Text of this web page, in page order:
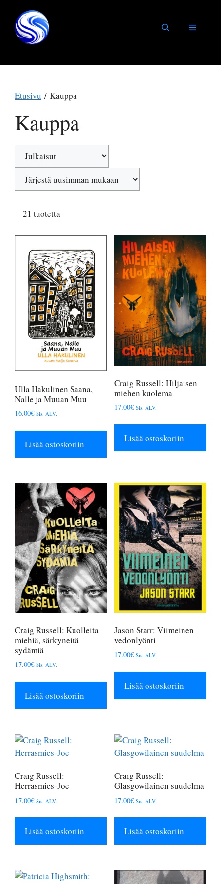
sisältöön
Valikko
Etusivu / Kauppa
Kauppa
21 tuotetta
Ulla Hakulinen Saana,
Nalle ja Muuan Muu
16.00€ Sis. ALV.
Lisää ostoskoriin
Craig Russell: Hiljaisen
miehen kuolema
17.00€ Sis. ALV.
Lisää ostoskoriin
Craig Russell: Kuolleita
miehiä, särkyneitä
sydämiä
17.00€ Sis. ALV.
Lisää ostoskoriin
Jason Starr: Viimeinen
vedonlyönti
17.00€ Sis. ALV.
Lisää ostoskoriin
Craig Russell:
Herrasmies-Joe
17.00€ Sis. ALV.
Lisää ostoskoriin
Craig Russell:
Glasgowilainen suudelma
17.00€ Sis. ALV.
Lisää ostoskoriin